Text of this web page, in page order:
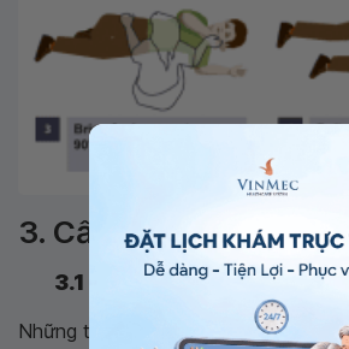
3. Cấp cứu ngừng
3.1 Tổng quan
Những thông tin ở trên đã cung cấp